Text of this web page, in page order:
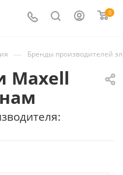
0
— Бренды производителей
Maxell